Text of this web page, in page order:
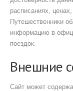
расписаниях,
Путешественники
информацию в
поездок.
Внешние
Сайт может